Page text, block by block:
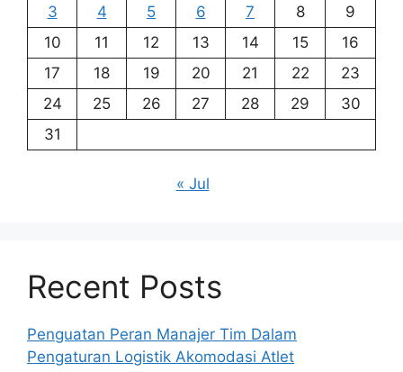
3
4 5 6 7 8
9
10
11 12 13 14 15
16
17
18 19 20 21 22
23
24
25 26 27 28 29
30
31
« Jul
Recent Posts
Penguatan Peran Manajer Tim Dalam
Pengaturan Logistik Akomodasi Atlet